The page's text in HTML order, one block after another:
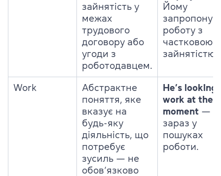
зайнятість у
межах
трудового
договору або
угоди з
роботодавцем.
Йому
роботу з
частковою
зайнятістю.
Work
Абстрактне
поняття, яке
вказує на
будь-яку
діяльність, що
потребує
зусиль — не
обов’язково
He’s looking
work at the
moment —
зараз у
пошуках
роботи.